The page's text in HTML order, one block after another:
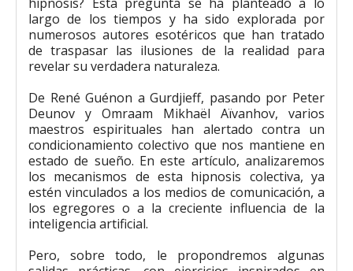
largo de los tiempos y ha sido explorada por
numerosos autores esotéricos que han tratado
de traspasar las ilusiones de la realidad para
revelar su verdadera naturaleza.
De René Guénon a Gurdjieff, pasando por Peter
Deunov y Omraam Mikhaël Aïvanhov, varios
maestros espirituales han alertado contra un
condicionamiento colectivo que nos mantiene en
estado de sueño. En este artículo, analizaremos
los mecanismos de esta hipnosis colectiva, ya
estén vinculados a los medios de comunicación, a
los egregores o a la creciente influencia de la
inteligencia artificial.
Pero, sobre todo, le propondremos algunas